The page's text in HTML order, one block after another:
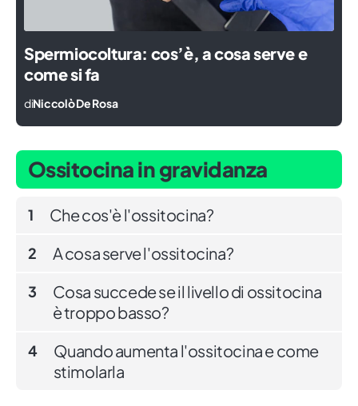
Spermiocoltura: cos’è, a cosa serve e
come si fa
diNiccolò De Rosa
Ossitocina in gravidanza
1 Che cos'è l'ossitocina?
2 A cosa serve l'ossitocina?
3
Cosa succede se il livello di ossitocina
è troppo basso?
4
Quando aumenta l'ossitocina e come
stimolarla